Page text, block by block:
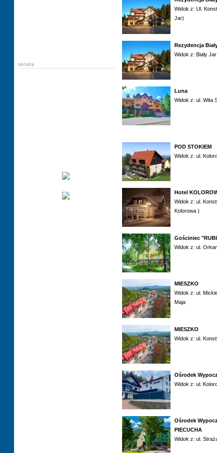
Widok z: Ul.
Jar)
Rezydencja
Widok z: Biały Jar
Luna
Widok z: ul. Wita
POD STOKIEM
Widok z: ul.
Hotel
Widok z: ul.
Kolorowa )
Gościniec
Widok z: ul.
MIESZKO
Widok z: ul.
Maja
MIESZKO
Widok z: ul.
Ośrodek
Widok z: ul.
Ośrodek
PIECUCHA
Widok z: ul.